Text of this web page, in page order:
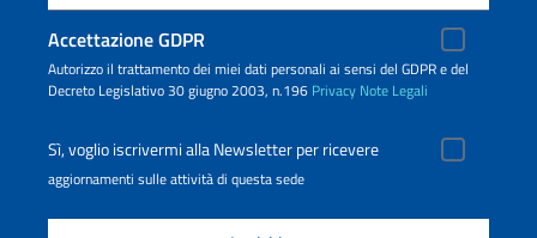
Accettazione GDPR
Autorizzo il trattamento dei miei dati personali ai sensi del GDPR e del
Decreto Legislativo 30 giugno 2003, n.196 Privacy Note Legali
Sì, voglio iscrivermi alla Newsletter per ricevere
aggiornamenti sulle attività di questa sede